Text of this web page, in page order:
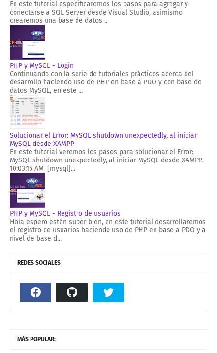
En este tutorial especificaremos los pasos para agregar y
conectarse a SQL Server desde Visual Studio, asimismo
crearemos una base de datos ...
PHP y MySQL - Login
Continuando con la serie de tutoriales prácticos acerca del
desarrollo haciendo uso de PHP en base a PDO y con base de
datos MySQL, en este ...
Solucionar el Error: MySQL shutdown unexpectedly, al iniciar
MySQL desde XAMPP
En este tutorial veremos los pasos para solucionar el Error:
MySQL shutdown unexpectedly, al iniciar MySQL desde XAMPP.
10:03:15 AM [mysql]...
PHP y MySQL - Registro de usuarios
Hola espero estén super bien, en este tutorial desarrollaremos
el registro de usuarios haciendo uso de PHP en base a PDO y a
nivel de base d...
REDES SOCIALES
MÁS POPULAR: